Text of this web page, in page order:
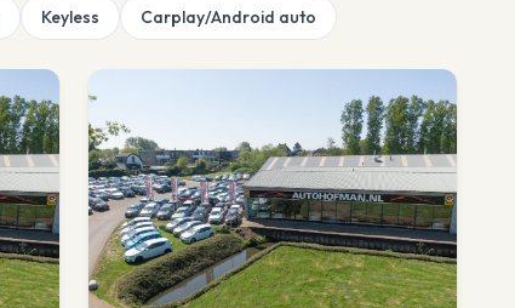
Keyless Carplay/Android auto